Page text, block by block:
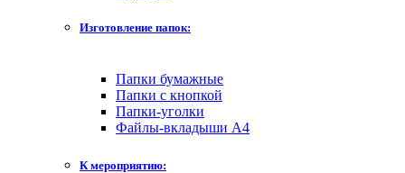
Изготовление папок:
Папки бумажные
Папки с кнопкой
Папки-уголки
Файлы-вкладыши А4
К мероприятию: